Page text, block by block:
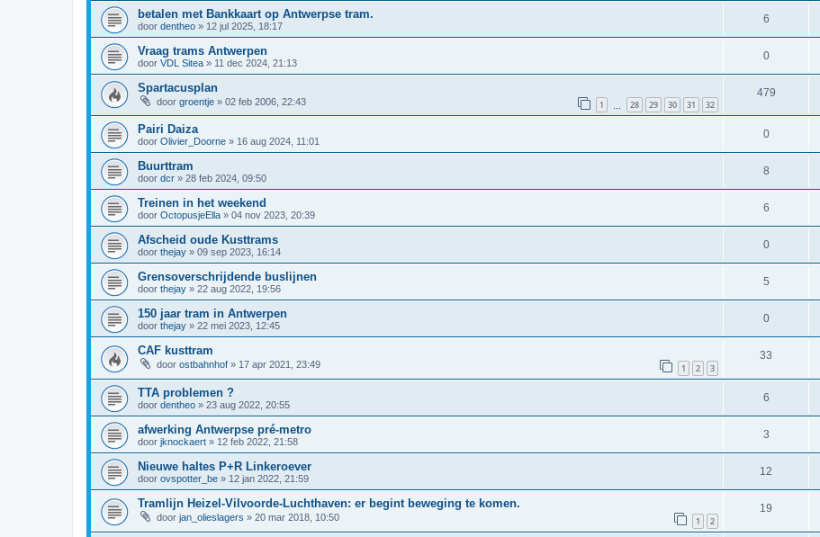
betalen met Bankkaart op Antwerpse tram.
door dentheo » 12 jul 2025, 18:17
6
Vraag trams Antwerpen
door VDL Sitea » 11 dec 2024, 21:13
0
Spartacusplan
door groentje » 02 feb 2006, 22:43 1 28 29 30 31 32
479
Pairi Daiza
door Olivier_Doorne » 16 aug 2024, 11:01
0
Buurttram
door dcr » 28 feb 2024, 09:50
8
Treinen in het weekend
door OctopusjeElla » 04 nov 2023, 20:39
6
Afscheid oude Kusttrams
door thejay » 09 sep 2023, 16:14
0
Grensoverschrijdende buslijnen
door thejay » 22 aug 2022, 19:56
5
150 jaar tram in Antwerpen
door thejay » 22 mei 2023, 12:45
0
CAF kusttram
door ostbahnhof » 17 apr 2021, 23:49 1 2 3
33
TTA problemen ?
door dentheo » 23 aug 2022, 20:55
6
afwerking Antwerpse pré-metro
door jknockaert » 12 feb 2022, 21:58
3
Nieuwe haltes P+R Linkeroever
door ovspotter_be » 12 jan 2022, 21:59
12
Tramlijn Heizel-Vilvoorde-Luchthaven: er begint beweging te komen.
door jan_olieslagers » 20 mar 2018, 10:50 1 2
19